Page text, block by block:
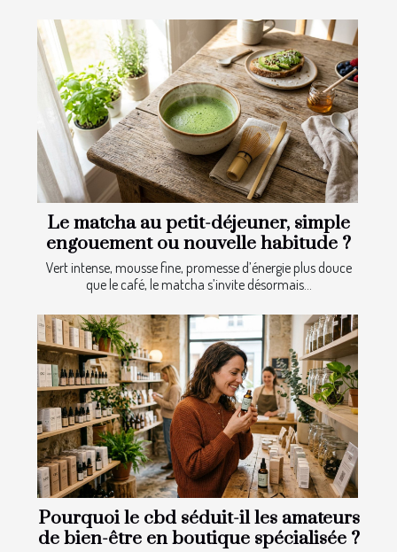
Le matcha au petit-déjeuner, simple
engouement ou nouvelle habitude ?
Vert intense, mousse fine, promesse d’énergie plus douce
que le café, le matcha s’invite désormais...
Pourquoi le cbd séduit-il les amateurs
de bien-être en boutique spécialisée ?